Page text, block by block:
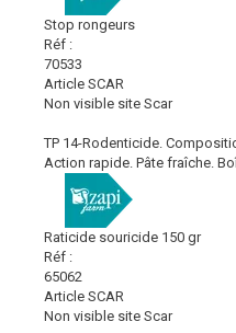
Stop rongeurs
Réf :
70533
Article SCAR
Non visible site Scar
TP 14-Rodenticide.
Action rapide. Pâte fraîche.
Raticide souricide 150 gr
Réf :
65062
Article SCAR
Non visible site Scar